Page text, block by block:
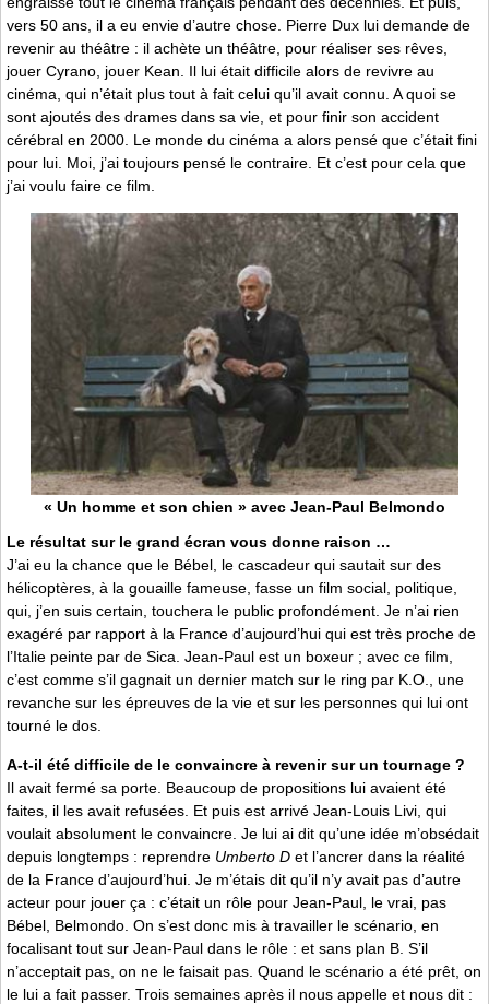
vers 50 ans, il a eu envie d’autre chose. Pierre Dux lui demande de
revenir au théâtre : il achète un théâtre, pour réaliser ses rêves,
jouer Cyrano, jouer Kean. Il lui était difficile alors de revivre au
cinéma, qui n’était plus tout à fait celui qu’il avait connu. A quoi se
sont ajoutés des drames dans sa vie, et pour finir son accident
cérébral en 2000. Le monde du cinéma a alors pensé que c’était fini
pour lui. Moi, j’ai toujours pensé le contraire. Et c’est pour cela que
j’ai voulu faire ce film.
« Un homme et son chien » avec Jean-Paul Belmondo
Le résultat sur le grand écran vous donne raison …
J’ai eu la chance que le Bébel, le cascadeur qui sautait sur des
hélicoptères, à la gouaille fameuse, fasse un film social, politique,
qui, j’en suis certain, touchera le public profondément. Je n’ai rien
exagéré par rapport à la France d’aujourd’hui qui est très proche de
l’Italie peinte par de Sica. Jean-Paul est un boxeur ; avec ce film,
c’est comme s’il gagnait un dernier match sur le ring par K.O., une
revanche sur les épreuves de la vie et sur les personnes qui lui ont
tourné le dos.
A-t-il été difficile de le convaincre à revenir sur un tournage ?
Il avait fermé sa porte. Beaucoup de propositions lui avaient été
faites, il les avait refusées. Et puis est arrivé Jean-Louis Livi, qui
voulait absolument le convaincre. Je lui ai dit qu’une idée m’obsédait
depuis longtemps : reprendre Umberto D et l’ancrer dans la réalité
de la France d’aujourd’hui. Je m’étais dit qu’il n’y avait pas d’autre
acteur pour jouer ça : c’était un rôle pour Jean-Paul, le vrai, pas
Bébel, Belmondo. On s’est donc mis à travailler le scénario, en
focalisant tout sur Jean-Paul dans le rôle : et sans plan B. S’il
n’acceptait pas, on ne le faisait pas. Quand le scénario a été prêt, on
le lui a fait passer. Trois semaines après il nous appelle et nous dit :